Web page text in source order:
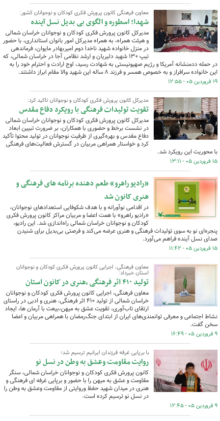
معاون فرهنگی کانون پرورش فکری کودکان و نوجوانان کشور:
شهدا؛ اسطوره و الگوی بی بدیل نسل آینده
مدیرکل کانون پرورش فکری کودکان و نوجوانان خراسان شمالی
و هیئت همراه، به همراه مدیرکل امور بانوان استانداری، با حضور
در منزل خانواده شهید ناخدا دوم امیربهادر مایوان، فرماندهی
تیپ ۱۳۰ شهید دلیریان و ارشد نظامی آجا در خراسان شمالی، که
در حمله ددمنشانه آمریکا و رژیم صهیونیستی به شهادت رسید، اوج ارادت و احترام خود را به
این خانواده سرافراز و به خصوص همسر و فرزند ۸ ساله این شهید والا مقام ابراز داشتند.
۱۹ فروردین ۰۵ - ۱۲:۵۵
مدیرکل کانون پرورش فکری کودکان و نوجوانان تاکید کرد:
تقویت تولیدات فرهنگی با رویکرد دفاع مقدس
مدیرکل کانون پرورش فکری کودکان و نوجوانان خراسان شمالی
در نشست برخط و حضوری با همکاران، بر ضرورت تبیین ابعاد
دفاع مقدس و بهره‌گیری از ظرفیت نوجوانان در تولید محتوا تأکید
کرد و خواستار همراهی مربیان در گسترش فعالیت‌های فرهنگی
با محوریت این رویکرد شد.
۱۵ فروردین ۰۵ - ۱۳:۱۱
«رادیو راهرو» طعم دهنده برنامه های فرهنگی و
هنری کانون شد
در اقدامی نوآورانه و با هدف شکوفایی استعدادهای نوجوانان،
«رادیو راهرو» با همت اعضا و مربیان مراکز کانون پرورش فکری
کودکان و نوجوانان خراسان شمالی راه‌اندازی شد. این رادیو،
پنجره‌ای نو به سوی تولیدات فرهنگی و هنری عرضه می‌کند و فرصتی بی‌بدیل برای شنیدن
صدای نسل آینده فراهم می‌آورد.
۱۵ فروردین ۰۵ - ۱۱:۴۲
معاون فرهنگی، اجرایی کانون پرورش فکری کودکان و نوجوانان
استان خبرداد:
تولید ۴۱۰ اثر فرهنگی‌ ،هنری در کانون استان
معاون فرهنگی، اجرایی کانون پرورش فکری کودکان و نوجوانان
خراسان شمالی از تولید ۴۱۰ اثر فرهنگی‌، هنری و ادبی در راستای
ارتقای تاب‌آوری، تقویت عشق به میهن،بیعت با آرمان ها، ایجاد
نشاط اجتماعی و معرفی توانمندی‌های ایران از ابتدای جنگ‌رمضان با همراهی مربیان و اعضا
سخن گفت.
۹ فروردین ۰۵ - ۱۶:۴۹
با برپایی غرفه فرزندان ایرانیم ترسیم شد؛
روایت مقاومت وعشق به وطن در نسل نو
کانون پرورش فکری کودکان و نوجوانان خراسان شمالی، سنگر
مقاومت و عشق به میهن را با حضور و برپایی غرفه ای فرهنگی و
هنری در میدان شهید حفظ وروایتی از مقاومت وعشق به وطن را
در نسل نو ترسیم کرده است.
۹ فروردین ۰۵ - ۱۲:۴۵